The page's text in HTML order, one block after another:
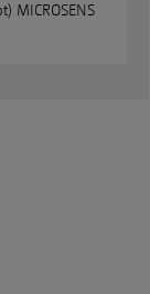
MICROSENS